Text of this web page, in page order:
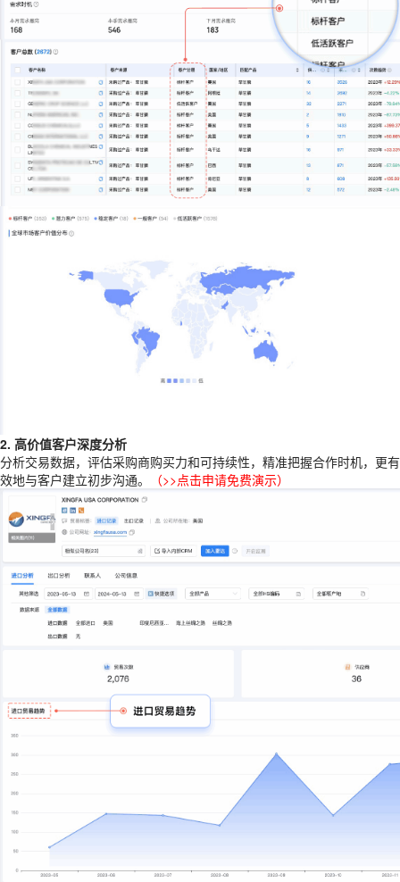
2. 高价值客户深度分析
分析交易数据，评估采购商购买力和可持续性，精准把握合作时机，更有
效地与客户建立初步沟通。
（>>点击申请免费演示）